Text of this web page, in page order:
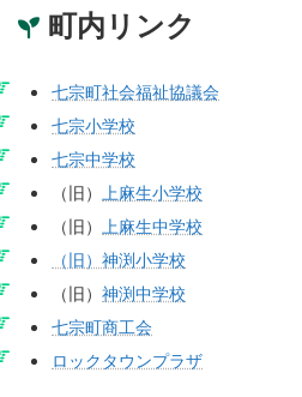
町内リンク
七宗町社会福祉協議会
七宗小学校
七宗中学校
（旧） 上麻生小学校
（旧） 上麻生中学校
（旧）神渕小学校
（旧） 神渕中学校
七宗町商工会
ロックタウンプラザ